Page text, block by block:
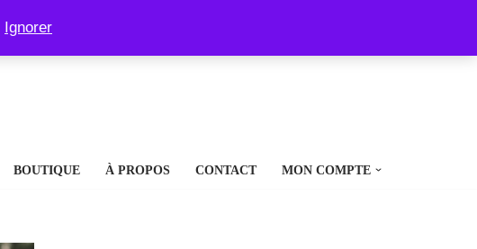
Ignorer
BOUTIQUE À PROPOS CONTACT MON COMPTE